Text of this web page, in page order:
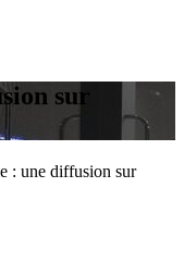
sur
: une diffusion sur